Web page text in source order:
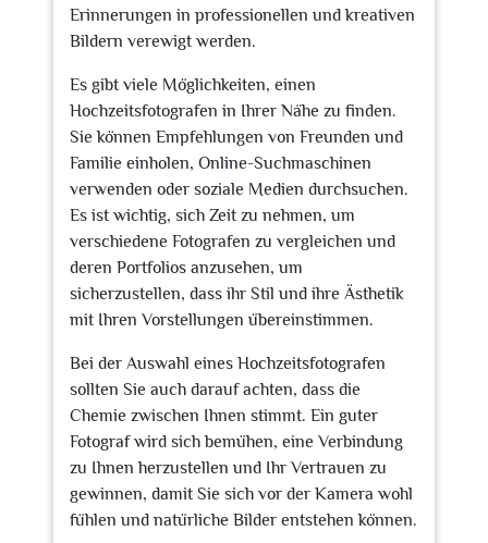
Erinnerungen in professionellen und kreativen
Bildern verewigt werden.
Es gibt viele Möglichkeiten, einen
Hochzeitsfotografen in Ihrer Nähe zu finden.
Sie können Empfehlungen von Freunden und
Familie einholen, Online-Suchmaschinen
verwenden oder soziale Medien durchsuchen.
Es ist wichtig, sich Zeit zu nehmen, um
verschiedene Fotografen zu vergleichen und
deren Portfolios anzusehen, um
sicherzustellen, dass ihr Stil und ihre Ästhetik
mit Ihren Vorstellungen übereinstimmen.
Bei der Auswahl eines Hochzeitsfotografen
sollten Sie auch darauf achten, dass die
Chemie zwischen Ihnen stimmt. Ein guter
Fotograf wird sich bemühen, eine Verbindung
zu Ihnen herzustellen und Ihr Vertrauen zu
gewinnen, damit Sie sich vor der Kamera wohl
fühlen und natürliche Bilder entstehen können.